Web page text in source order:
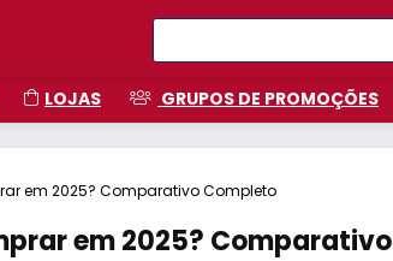
LOJAS GRUPOS DE PROMOÇÕES
em 2025? Comparativo Completo
em 2025? Comparativo